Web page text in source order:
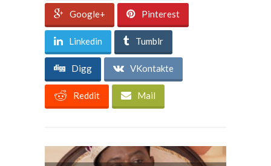
Google+ Pinterest
Linkedin Tumblr
Digg VKontakte
Reddit Mail